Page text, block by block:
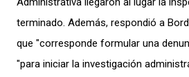
terminado. Además, respondió a
que "corresponde formular una
"para iniciar la investigación